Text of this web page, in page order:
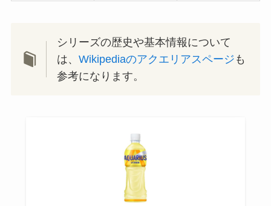
シリーズの歴史や基本情報について
は、Wikipediaのアクエリアスページ も
参考になります。